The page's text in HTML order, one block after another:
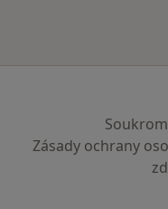
Zásady ochrany